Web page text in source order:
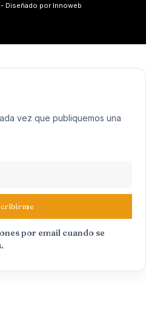
Diseñado por Innoweb
vez que publiquemos una
por email cuando se